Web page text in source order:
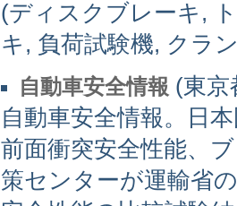
(ディスクブレーキ,
キ, 負荷試験機, クラ
自動車安全情報 (東京
自動車安全情報。日
前面衝突安全性能、
策センターが運輸省